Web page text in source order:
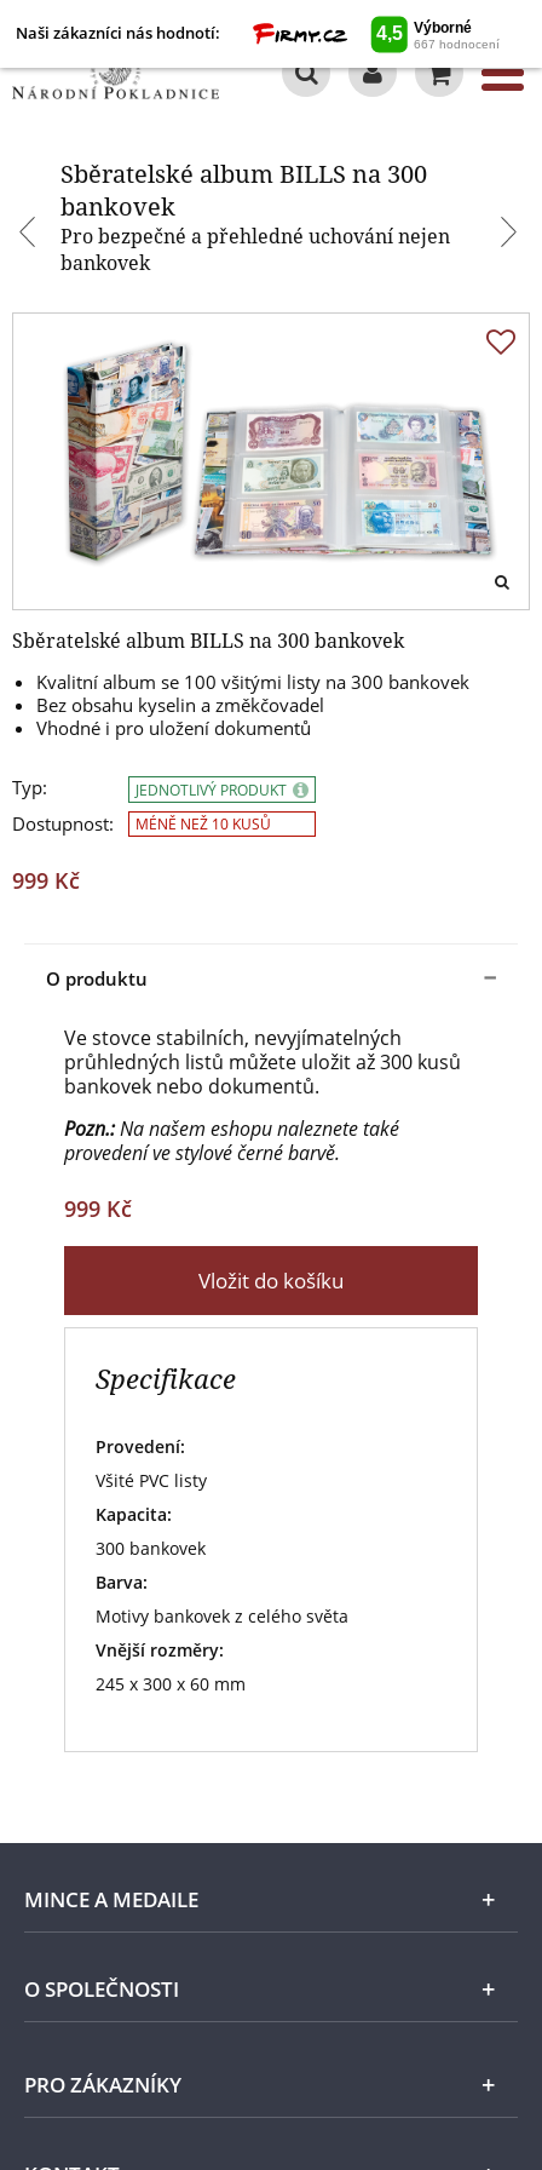
Naši zákazníci nás hodnotí:
Sběratelské album BILLS na 300
bankovek
Pro bezpečné a přehledné uchování nejen
bankovek
Sběratelské album BILLS na 300 bankovek
Kvalitní album se 100 všitými listy na 300 bankovek
Bez obsahu kyselin a změkčovadel
Vhodné i pro uložení dokumentů
Typ:
Dostupnost:
JEDNOTLIVÝ PRODUKT
MÉNĚ NEŽ 10 KUSŮ
999 Kč
O produktu
Ve stovce stabilních, nevyjímatelných
průhledných listů můžete uložit až 300 kusů
bankovek nebo dokumentů.
Pozn.:Na našem eshopu naleznete také
provedení ve stylové černé barvě.
999 Kč
Vložit do košíku
Specifikace
Provedení:
Všité PVC listy
Kapacita:
300 bankovek
Barva:
Motivy bankovek z celého světa
Vnější rozměry:
245 x 300 x 60 mm
Sběratelské album BILLS na 300
MINCE A MEDAILE
E-shop
Stříbro
O SPOLEČNOSTI
Národní Pokladnice
PRO ZÁKAZNÍKY
Všeobecné obchodní podmínky